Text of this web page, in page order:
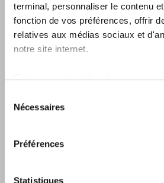
terminal, personnaliser le contenu
fonction de vos préférences, offrir
relatives aux médias sociaux et
notre site internet.
Grâce au présent bandeau, vous
à l’exception des cookies
fonctionnement du site. Une
cookies est accessible sous
dessus.
Il est précisé que la navigation sur
Nécessaires
Préférences
Statistiques